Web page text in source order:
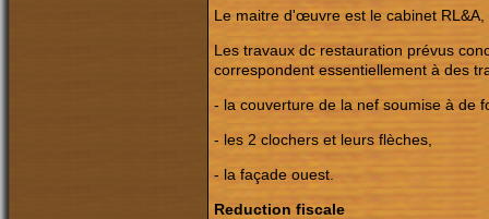
Le maitre d'œuvre est le cabinet RL&A,
Les travaux dc restauration prévus
correspondent essentiellement à des
- la couverture de la nef soumise à de
- les 2 clochers et leurs flèches,
- la façade ouest.
Reduction fiscale